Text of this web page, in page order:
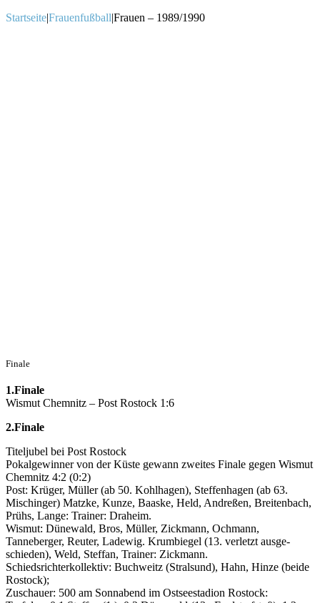
Startseite|Frauenfußball|Frauen – 1989/1990
Finale
1.Finale
Wismut Chemnitz – Post Rostock 1:6
2.Finale
Titeljubel bei Post Rostock
Pokalgewinner von der Küste gewann zweites Finale gegen Wismut
Chemnitz 4:2 (0:2)
Post: Krüger, Müller (ab 50. Kohlhagen), Steffenhagen (ab 63.
Mischinger) Matzke, Kunze, Baaske, Held, Andreßen, Breitenbach,
Prühs, Lange: Trainer: Draheim.
Wismut: Dünewald, Bros, Müller, Zickmann, Ochmann,
Tanneberger, Reuter, Ladewig. Krumbiegel (13. verletzt ausge-
schieden), Weld, Steffan, Trainer: Zickmann.
Schiedsrichterkollektiv: Buchweitz (Stralsund), Hahn, Hinze (beide
Rostock);
Zuschauer: 500 am Sonnabend im Ostseestadion Rostock: